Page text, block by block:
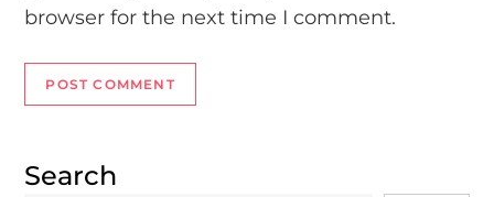
browser for the next time I comment.
Search